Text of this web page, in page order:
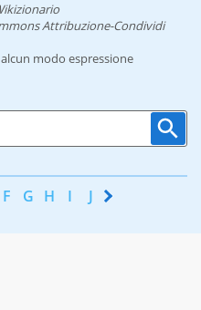
Attribuzione-Condividi
modo espressione
F G H I J K